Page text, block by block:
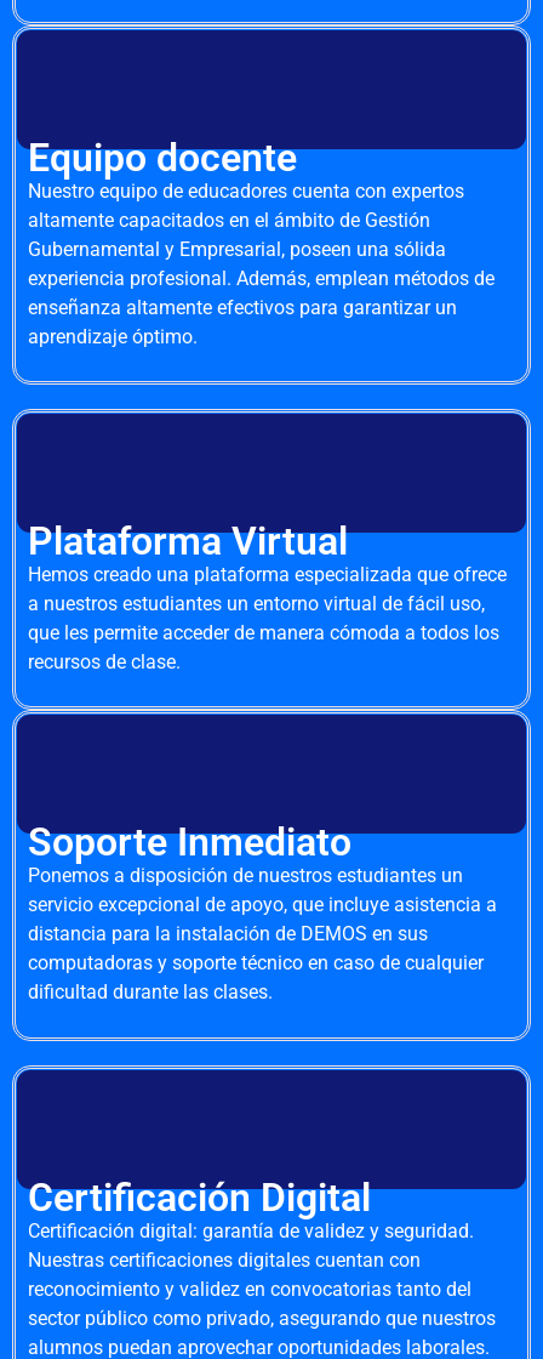
Equipo docente
Nuestro equipo de educadores cuenta con expertos
altamente capacitados en el ámbito de Gestión
Gubernamental y Empresarial, poseen una sólida
experiencia profesional. Además, emplean métodos de
enseñanza altamente efectivos para garantizar un
aprendizaje óptimo.
Plataforma Virtual
Hemos creado una plataforma especializada que ofrece
a nuestros estudiantes un entorno virtual de fácil uso,
que les permite acceder de manera cómoda a todos los
recursos de clase.
Soporte Inmediato
Ponemos a disposición de nuestros estudiantes un
servicio excepcional de apoyo, que incluye asistencia a
distancia para la instalación de DEMOS en sus
computadoras y soporte técnico en caso de cualquier
dificultad durante las clases.
Certificación Digital
Certificación digital: garantía de validez y seguridad.
Nuestras certificaciones digitales cuentan con
reconocimiento y validez en convocatorias tanto del
sector público como privado, asegurando que nuestros
alumnos puedan aprovechar oportunidades laborales.